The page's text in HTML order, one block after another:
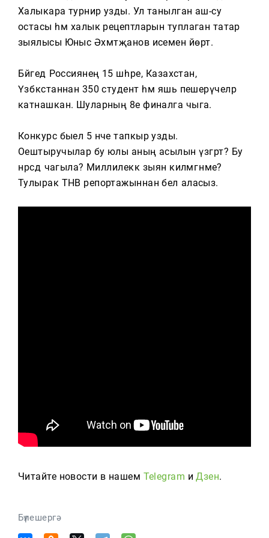
Халыкара турнир узды. Ул танылган аш-су
остасы һәм халык рецептларын туплаган татар
зыялысы Юныс Әхмәтҗанов исемен йөртә.
Бәйгедә Россиянең 15 шәһәре, Казахстан,
Үзбәкстаннан 350 студент һәм яшь пешерүчеләр
катнашкан. Шуларның 8е финалга чыга.
Конкурс быел 5 нче тапкыр узды.
Оештыручылар бу юлы аның асылын үзгәртә? Бу
нәрсәдә чагыла? Миллилеккә зыян килмәгәнме?
Тулырак ТНВ репортажыннан белә аласыз.
Читайте новости в нашем Telegram иДзен.
Бүлешергә